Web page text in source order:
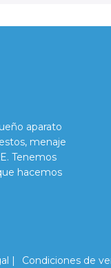
aparato
menaje
Tenemos
hacemos
| Condiciones de